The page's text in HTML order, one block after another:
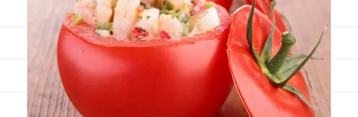
Pratique
Mesures conversions
Lexique des différents termes de cuisine
Service du vin